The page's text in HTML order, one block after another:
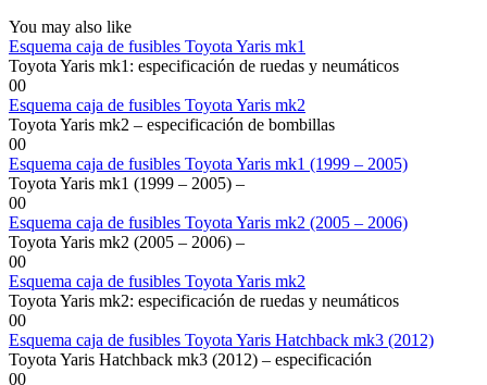
You may also like
Esquema caja de fusibles Toyota Yaris mk1
Toyota Yaris mk1: especificación de ruedas y neumáticos
00
Esquema caja de fusibles Toyota Yaris mk2
Toyota Yaris mk2 – especificación de bombillas
00
Esquema caja de fusibles Toyota Yaris mk1 (1999 – 2005)
Toyota Yaris mk1 (1999 – 2005) –
00
Esquema caja de fusibles Toyota Yaris mk2 (2005 – 2006)
Toyota Yaris mk2 (2005 – 2006) –
00
Esquema caja de fusibles Toyota Yaris mk2
Toyota Yaris mk2: especificación de ruedas y neumáticos
00
Esquema caja de fusibles Toyota Yaris Hatchback mk3 (2012)
Toyota Yaris Hatchback mk3 (2012) – especificación
00